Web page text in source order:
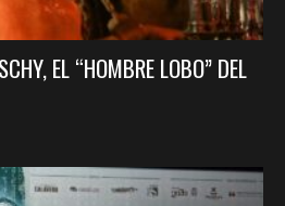
EL “HOMBRE LOBO” DEL